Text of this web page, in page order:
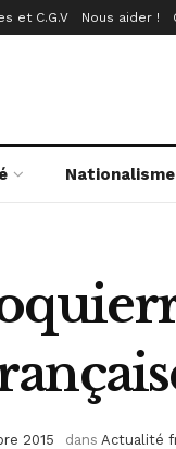
et C.G.V Nous aider !
Nationalisme
2015 dans Actualité